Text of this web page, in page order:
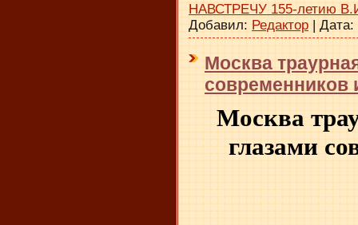
НАВСТРЕЧУ 155-летию
Добавил: Редактор | Дата:
Москва
современников
Москва
глазами